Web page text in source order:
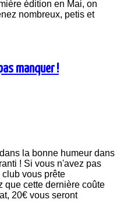
édition en Mai, on
nombreux, petis et
manquer !
la bonne humeur dans
! Si vous n'avez pas
vous prête
que cette dernière coûte
20€ vous seront